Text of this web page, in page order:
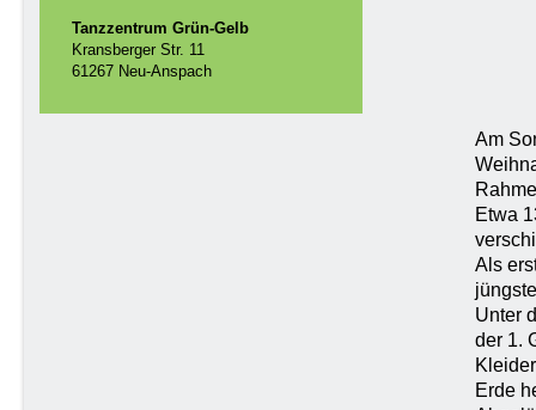
Am
Etwa
Als
Unter
der 1.
Erde
Tanzzentrum Grün-Gelb
Kransberger Str. 11
61267 Neu-Anspach